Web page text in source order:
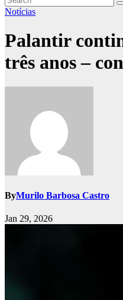
Notícias
Palantir
três anos –
ByMurilo Barbosa Castro
Jan 29, 2026